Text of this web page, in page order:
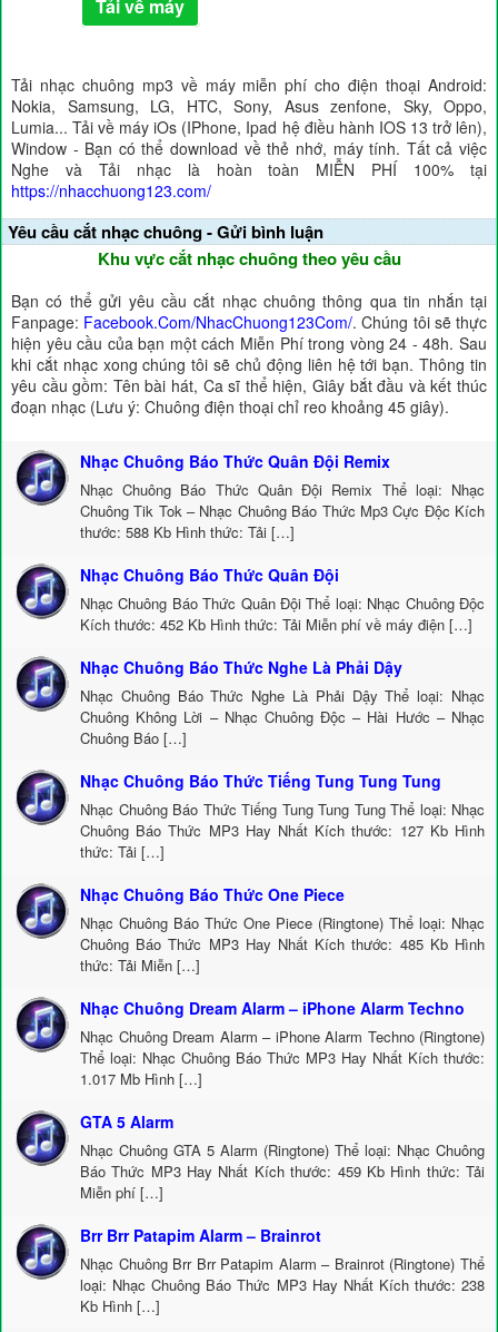
Tải về máy
Tải nhạc chuông mp3 về máy miễn phí cho điện thoại Android:
Nokia, Samsung, LG, HTC, Sony, Asus zenfone, Sky, Oppo,
Lumia... Tải về máy iOs (IPhone, Ipad hệ điều hành IOS 13 trở lên),
Window - Bạn có thể download về thẻ nhớ, máy tính. Tất cả việc
Nghe và Tải nhạc là hoàn toàn MIỄN PHÍ 100% tại
https://nhacchuong123.com/
Yêu cầu cắt nhạc chuông - Gửi bình luận
Khu vực cắt nhạc chuông theo yêu cầu
Bạn có thể gửi yêu cầu cắt nhạc chuông thông qua tin nhắn tại
Fanpage: Facebook.Com/NhacChuong123Com/. Chúng tôi sẽ thực
hiện yêu cầu của bạn một cách Miễn Phí trong vòng 24 - 48h. Sau
khi cắt nhạc xong chúng tôi sẽ chủ động liên hệ tới bạn. Thông tin
yêu cầu gồm: Tên bài hát, Ca sĩ thể hiện, Giây bắt đầu và kết thúc
đoạn nhạc (Lưu ý: Chuông điện thoại chỉ reo khoảng 45 giây).
Nhạc Chuông Báo Thức Quân Đội Remix
Nhạc Chuông Báo Thức Quân Đội Remix Thể loại: Nhạc
Chuông Tik Tok – Nhạc Chuông Báo Thức Mp3 Cực Độc Kích
thước: 588 Kb Hình thức: Tải […]
Nhạc Chuông Báo Thức Quân Đội
Nhạc Chuông Báo Thức Quân Đội Thể loại: Nhạc Chuông Độc
Kích thước: 452 Kb Hình thức: Tải Miễn phí về máy điện […]
Nhạc Chuông Báo Thức Nghe Là Phải Dậy
Nhạc Chuông Báo Thức Nghe Là Phải Dậy Thể loại: Nhạc
Chuông Không Lời – Nhạc Chuông Độc – Hài Hước – Nhạc
Chuông Báo […]
Nhạc Chuông Báo Thức Tiếng Tung Tung Tung
Nhạc Chuông Báo Thức Tiếng Tung Tung Tung Thể loại: Nhạc
Chuông Báo Thức MP3 Hay Nhất Kích thước: 127 Kb Hình
thức: Tải […]
Nhạc Chuông Báo Thức One Piece
Nhạc Chuông Báo Thức One Piece (Ringtone) Thể loại: Nhạc
Chuông Báo Thức MP3 Hay Nhất Kích thước: 485 Kb Hình
thức: Tải Miễn […]
Nhạc Chuông Dream Alarm – iPhone Alarm Techno
Nhạc Chuông Dream Alarm – iPhone Alarm Techno (Ringtone)
Thể loại: Nhạc Chuông Báo Thức MP3 Hay Nhất Kích thước:
1.017 Mb Hình […]
GTA 5 Alarm
Nhạc Chuông GTA 5 Alarm (Ringtone) Thể loại: Nhạc Chuông
Báo Thức MP3 Hay Nhất Kích thước: 459 Kb Hình thức: Tải
Miễn phí […]
Brr Brr Patapim Alarm – Brainrot
Nhạc Chuông Brr Brr Patapim Alarm – Brainrot (Ringtone) Thể
loại: Nhạc Chuông Báo Thức MP3 Hay Nhất Kích thước: 238
Kb Hình […]